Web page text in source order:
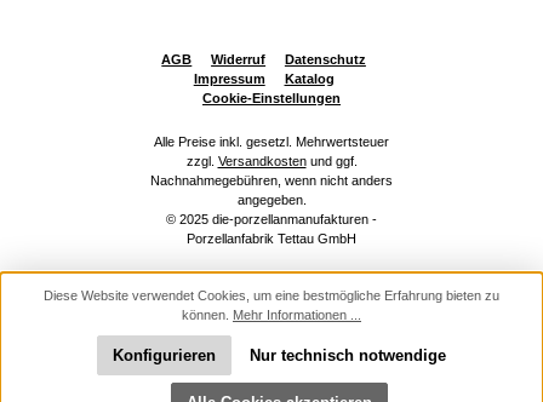
AGB Widerruf
Datenschutz
Impressum
Katalog
Cookie-Einstellungen
Alle Preise inkl. gesetzl. Mehrwertsteuer
zzgl. Versandkostenund ggf.
Nachnahmegebühren, wenn nicht anders
angegeben.
© 2025 die-porzellanmanufakturen -
Porzellanfabrik Tettau GmbH
Werkzeugleiste anzeigen
Diese Website verwendet Cookies, um eine bestmögliche Erfahrung bieten zu
können. Mehr Informationen ...
Nur technisch notwendige
Konfigurieren